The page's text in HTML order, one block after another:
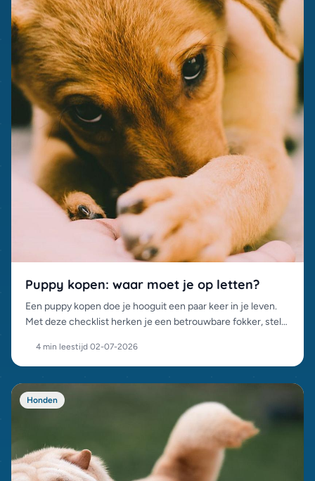
Puppy kopen: waar moet je op letten?
Een puppy kopen doe je hooguit een paar keer in je leven.
Met deze checklist herken je een betrouwbare fokker, stel
4 min leestijd·02-07-2026
Honden